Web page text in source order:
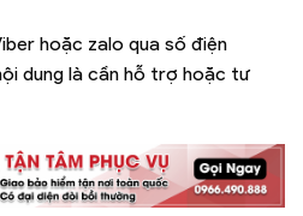
hoặc zalo qua số điện
dung là cần hỗ trợ hoặc tư